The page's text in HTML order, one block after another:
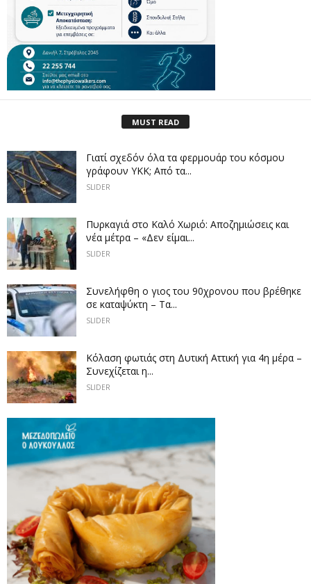
MUST READ
Γιατί σχεδόν όλα τα φερμουάρ του κόσμου
γράφουν YKK; Από τα...
SLIDER
Πυρκαγιά στο Καλό Χωριό: Αποζημιώσεις και
νέα μέτρα – «Δεν είμαι...
SLIDER
Συνελήφθη ο γιος του 90χρονου που βρέθηκε
σε καταψύκτη – Τα...
SLIDER
Κόλαση φωτιάς στη Δυτική Αττική για 4η μέρα –
Συνεχίζεται η...
SLIDER